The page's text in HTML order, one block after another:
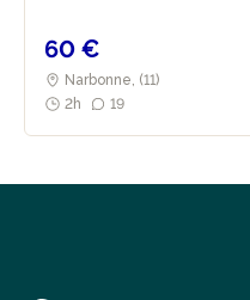
60 €
Narbonne, (11)
2h
19